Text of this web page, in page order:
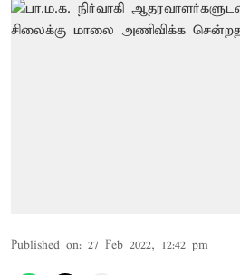
Published on: 27 Feb 2022, 12:42 pm